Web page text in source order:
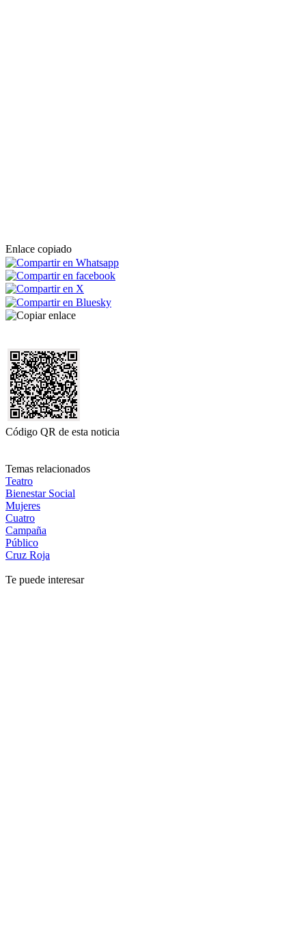
Enlace copiado
Código QR de esta noticia
Temas relacionados
Teatro
Bienestar Social
Mujeres
Cuatro
Campaña
Público
Cruz Roja
Te puede interesar